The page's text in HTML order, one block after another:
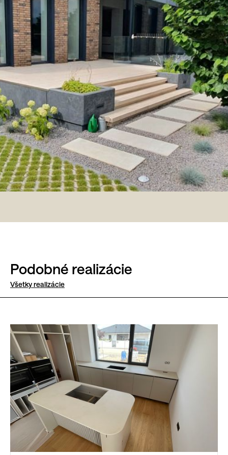
Podobné realizácie
Všetky realizácie